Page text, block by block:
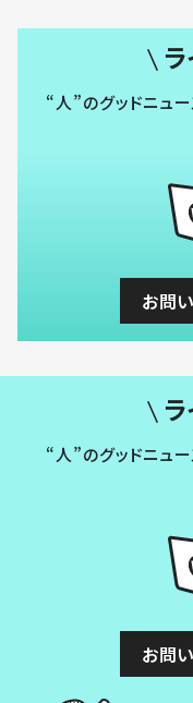
“人”のグッドニュ
お問
“人”のグッドニュ
お問